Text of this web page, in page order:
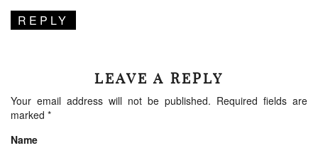
REPLY
LEAVE A REPLY
Your email address will not be published. Required fields are
marked *
Name